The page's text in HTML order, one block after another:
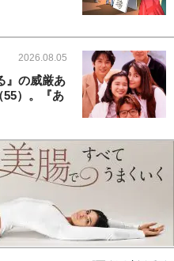
2026.08.05
』の威厳あ
55）。『あ